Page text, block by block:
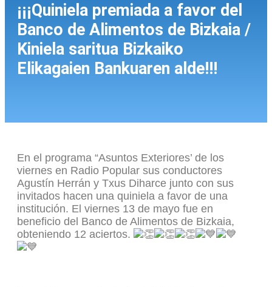
¡¡¡Quiniela premiada a favor del
Banco de Alimentos de Bizkaia /
Kiniela saritua Bizkaiko
Elikagaien Bankuaren alde!!!
En el programa “Asuntos Exteriores’ de los
viernes en Radio Popular sus conductores
Agustín Herrán y Txus Diharce junto con sus
invitados hacen una quiniela a favor de una
institución. El viernes 13 de mayo fue en
beneficio del Banco de Alimentos de Bizkaia,
obteniendo 12 aciertos.